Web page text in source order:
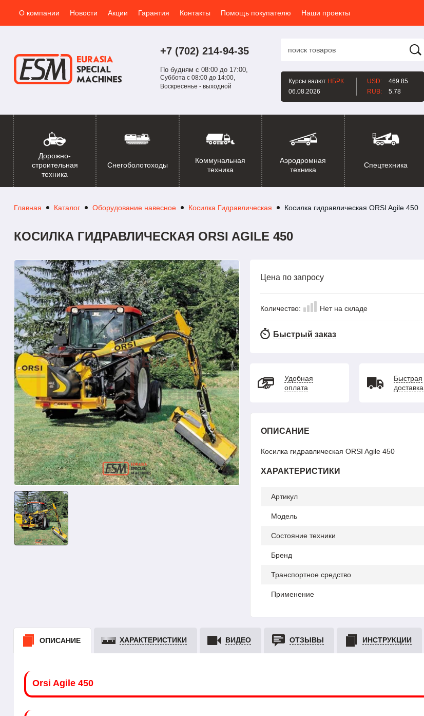
О компании Новости Акции Гарантия Контакты Помощь покупателю Наши проекты
+7 (702) 214-94-35
По будням с 08:00 до 17:00,
Суббота с 08:00 до 14:00,
Воскресенье - выходной
Курсы валют НБРК
06.08.2026
USD:
469.85
RUB:
5.78
Дорожно-
строительная
техника
Снегоболотоходы
Коммунальная
техника
Аэродромная
техника
Спецтехника
Главная Каталог Оборудование навесное Косилка Гидравлическая Косилка гидравлическая ORSI Agile 450
КОСИЛКА ГИДРАВЛИЧЕСКАЯ ORSI AGILE 450
Цена по запросу
Количество: Нет на складе
Быстрый заказ
Удобная
оплата
Быстрая
доставка
ОПИСАНИЕ
Косилка гидравлическая ORSI Agile 450
ХАРАКТЕРИСТИКИ
Артикул
Модель
Состояние техники
Бренд
Транспортное средство
Применение
ОПИСАНИЕ ХАРАКТЕРИСТИКИ ВИДЕО ОТЗЫВЫ ИНСТРУКЦИИ
Orsi Agile 450